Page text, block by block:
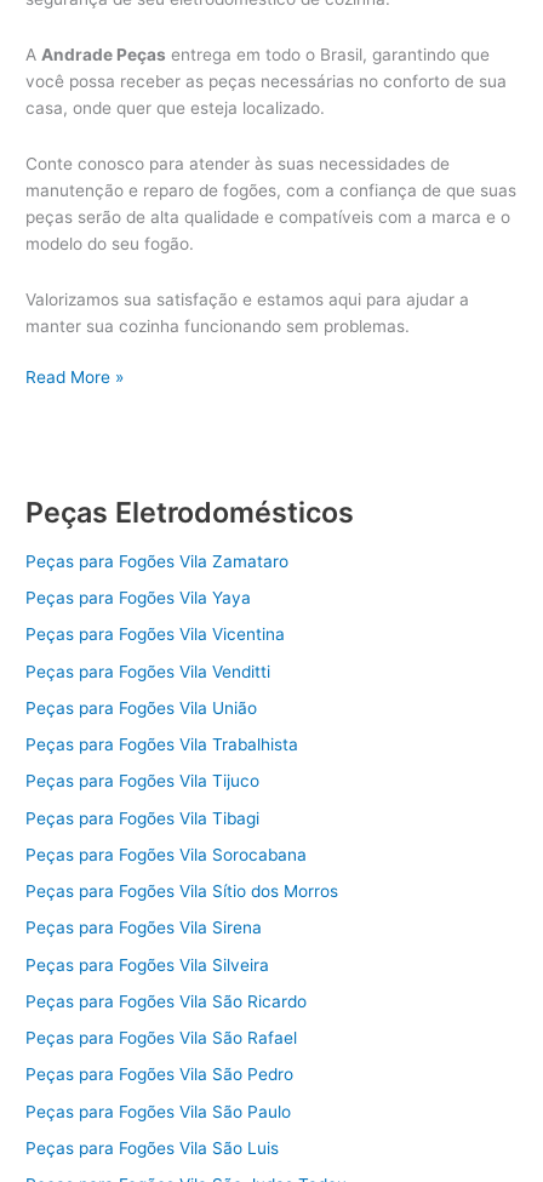
A Andrade Peças entrega em todo o Brasil, garantindo que
você possa receber as peças necessárias no conforto de sua
casa, onde quer que esteja localizado.
Conte conosco para atender às suas necessidades de
manutenção e reparo de fogões, com a confiança de que suas
peças serão de alta qualidade e compatíveis com a marca e o
modelo do seu fogão.
Valorizamos sua satisfação e estamos aqui para ajudar a
manter sua cozinha funcionando sem problemas.
Peças
Read More »
Peças Eletrodomésticos
Peças para Fogões Vila Zamataro
Peças para Fogões Vila Yaya
Peças para Fogões Vila Vicentina
Peças para Fogões Vila Venditti
Peças para Fogões Vila União
Peças para Fogões Vila Trabalhista
Peças para Fogões Vila Tijuco
Peças para Fogões Vila Tibagi
Peças para Fogões Vila Sorocabana
Peças para Fogões Vila Sítio dos Morros
Peças para Fogões Vila Sirena
Peças para Fogões Vila Silveira
Peças para Fogões Vila São Ricardo
Peças para Fogões Vila São Rafael
Peças para Fogões Vila São Pedro
Peças para Fogões Vila São Paulo
Peças para Fogões Vila São Luis